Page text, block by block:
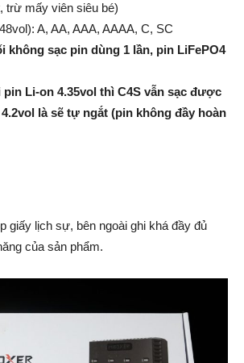
trừ mấy viên siêu bé)
A, AA, AAA, AAAA, C, SC
không sạc pin dùng 1 lần, pin LiFePO4
Li-on 4.35vol thì C4S vẫn sạc được
là sẽ tự ngắt (pin không đầy hoàn
giấy lịch sự, bên ngoài ghi khá đầy đủ
của sản phẩm.